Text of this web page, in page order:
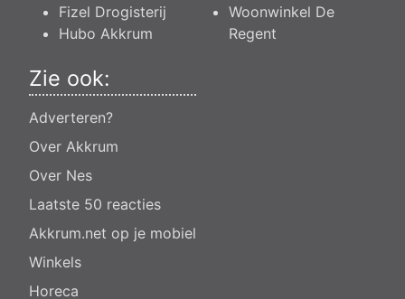
Fizel Drogisterij
Hubo Akkrum
Woonwinkel De
Regent
Zie ook:
Adverteren?
Over Akkrum
Over Nes
Laatste 50 reacties
Akkrum.net op je mobiel
Winkels
Horeca